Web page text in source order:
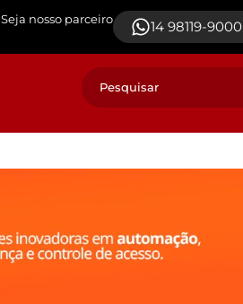
Seja nosso parceiro 14 98119-9000